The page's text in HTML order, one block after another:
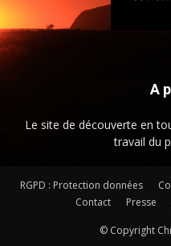
A
Le site de découverte en
travail du
RGPD : Protection données
Contact
Presse
© Copyright